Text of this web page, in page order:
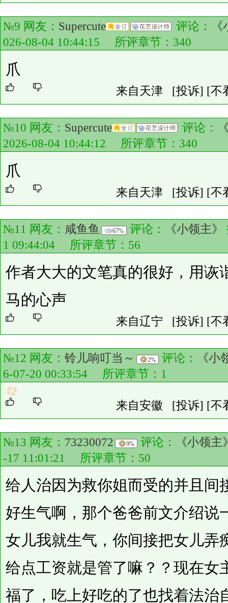
№9 网友： Supercute 评论：
026-08-04 10:44:15 所评章节： 340
爪
来自天津 [投诉] [不
№10 网友： Supercute 评论：
2026-08-04 10:44:12 所评章节： 340
爪
来自天津 [投诉] [不
№11 网友： 咸鱼鱼 67% 评论： 《小领主》
1 09:44:04 所评章节： 56
作者大大的文笔真的很好，用诙
马的心声
来自辽宁 [投诉] [不
№12 网友： 铃儿响叮当～ 2% 评论：
《小
6-07-20 00:33:54 所评章节： 1
来自安徽 [投诉] [不
№13 网友： 73230072 9% 评论：
《小领主
-17 11:01:21 所评章节： 50
给人治因为救你姐而受的并且间
好生气啊，那个爸爸前文介绍说
女儿我就生气，你间接把女儿弄
给点工资就是管了嘛？？现在女
福了，吃上好吃的了也找着法治